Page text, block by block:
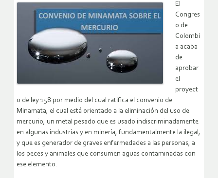
El
Congres
o de
Colombi
a acaba
de
aprobar
el
proyect
o de ley 158 por medio del cual ratifica el convenio de
Minamata, el cual está orientado a la eliminación del uso de
mercurio, un metal pesado que es usado indiscriminadamente
en algunas industrias y en minería, fundamentalmente la ilegal,
y que es generador de graves enfermedades a las personas, a
los peces y animales que consumen aguas contaminadas con
ese elemento.